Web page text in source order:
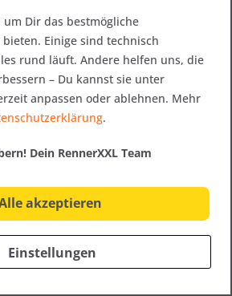
SALE
Art.-Nr. 26742
Jacke große...
um Dir das bestmögliche
Einige sind technisch
rund läuft. Andere helfen uns, die
– Du kannst sie unter
anpassen oder ablehnen. Mehr
.
Dein RennerXXL Team
akzeptieren
Einstellungen